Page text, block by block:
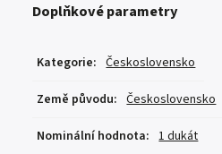
Doplňkové parametry
Kategorie: Československo
Země původu: Československo
Nominální hodnota: 1 dukát